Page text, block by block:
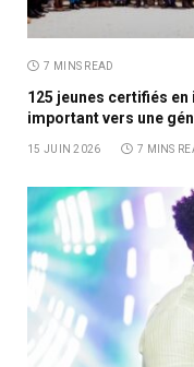
7 MINS READ
125 jeunes certifiés en
important vers une
15 JUIN 2026 7 MINS